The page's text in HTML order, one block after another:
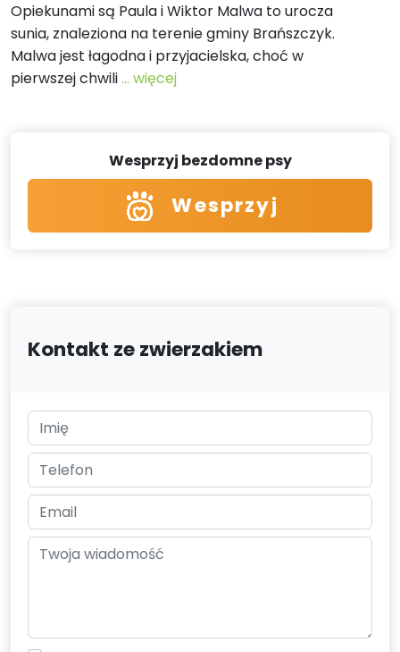
Opiekunami są Paula i Wiktor Malwa to urocza
sunia, znaleziona na terenie gminy Brańszczyk.
Malwa jest łagodna i przyjacielska, choć w
pierwszej chwili... więcej
Wesprzyj bezdomne psy
Wesprzyj
Kontakt ze zwierzakiem